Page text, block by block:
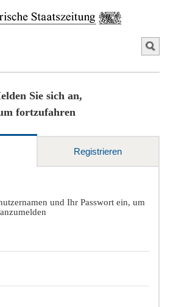
Sie sich an,
fortzufahren
Registrieren
und Ihr Passwort ein, um